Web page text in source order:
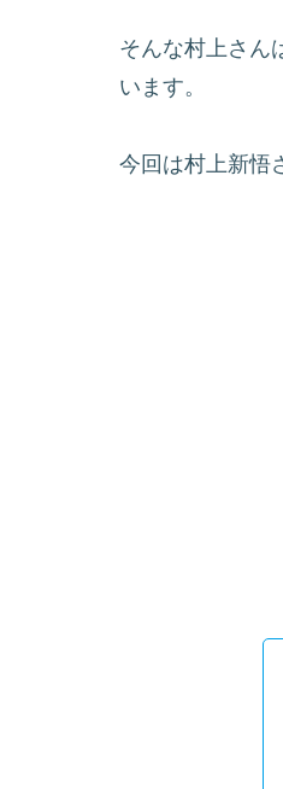
そんな村上さん
います。
今回は村上新悟